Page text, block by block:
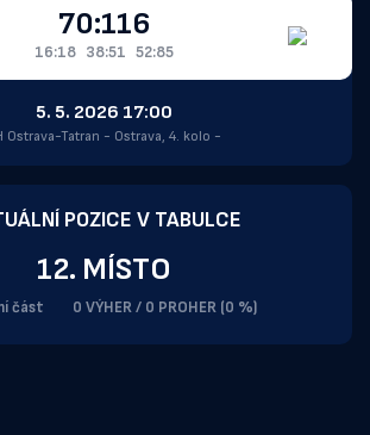
70:116
16:18 38:51 52:85
5. 5. 2026 17:00
Ostrava-Tatran - Ostrava, 4. kolo -
POZICE V TABULCE
12. MÍSTO
část 0 VÝHER / 0 PROHER (0 %)